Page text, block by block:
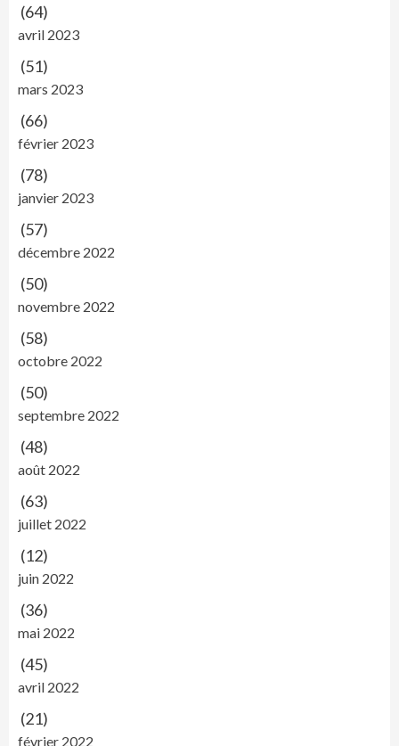
(64)
avril 2023
(51)
mars 2023
(66)
février 2023
(78)
janvier 2023
(57)
décembre 2022
(50)
novembre 2022
(58)
octobre 2022
(50)
septembre 2022
(48)
août 2022
(63)
juillet 2022
(12)
juin 2022
(36)
mai 2022
(45)
avril 2022
(21)
février 2022